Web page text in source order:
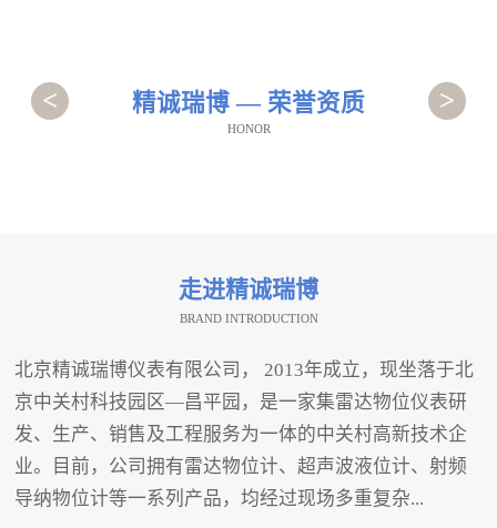
精诚瑞博 — 荣誉资质
HONOR
< >
走进精诚瑞博
BRAND INTRODUCTION
北京精诚瑞博仪表有限公司， 2013年成立，现坐落于北
京中关村科技园区—昌平园，是一家集雷达物位仪表研
发、生产、销售及工程服务为一体的中关村高新技术企
业。目前，公司拥有雷达物位计、超声波液位计、射频
导纳物位计等一系列产品，均经过现场多重复杂...